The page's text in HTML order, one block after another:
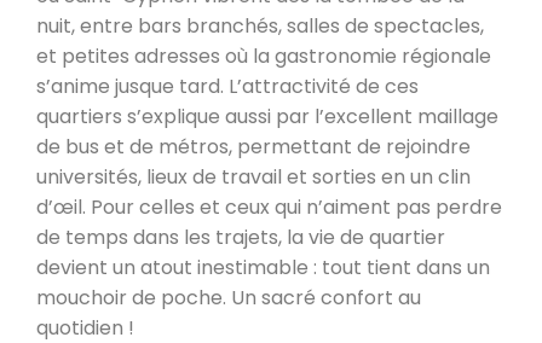
nuit, entre bars branchés, salles de spectacles,
et petites adresses où la gastronomie régionale
s’anime jusque tard. L’attractivité de ces
quartiers s’explique aussi par l’excellent maillage
de bus et de métros, permettant de rejoindre
universités, lieux de travail et sorties en un clin
d’œil. Pour celles et ceux qui n’aiment pas perdre
de temps dans les trajets, la vie de quartier
devient un atout inestimable : tout tient dans un
mouchoir de poche. Un sacré confort au
quotidien !